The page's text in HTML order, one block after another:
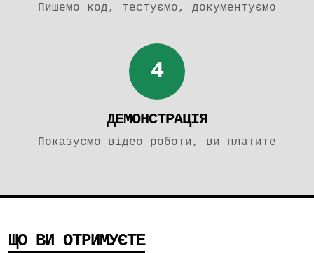
Пишемо код, тестуємо, документуємо
4
ДЕМОНСТРАЦІЯ
Показуємо відео роботи, ви платите
ЩО ВИ ОТРИМУЄТЕ